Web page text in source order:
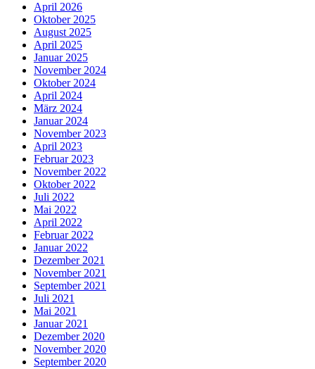
April 2026
Oktober 2025
August 2025
April 2025
Januar 2025
November 2024
Oktober 2024
April 2024
März 2024
Januar 2024
November 2023
April 2023
Februar 2023
November 2022
Oktober 2022
Juli 2022
Mai 2022
April 2022
Februar 2022
Januar 2022
Dezember 2021
November 2021
September 2021
Juli 2021
Mai 2021
Januar 2021
Dezember 2020
November 2020
September 2020